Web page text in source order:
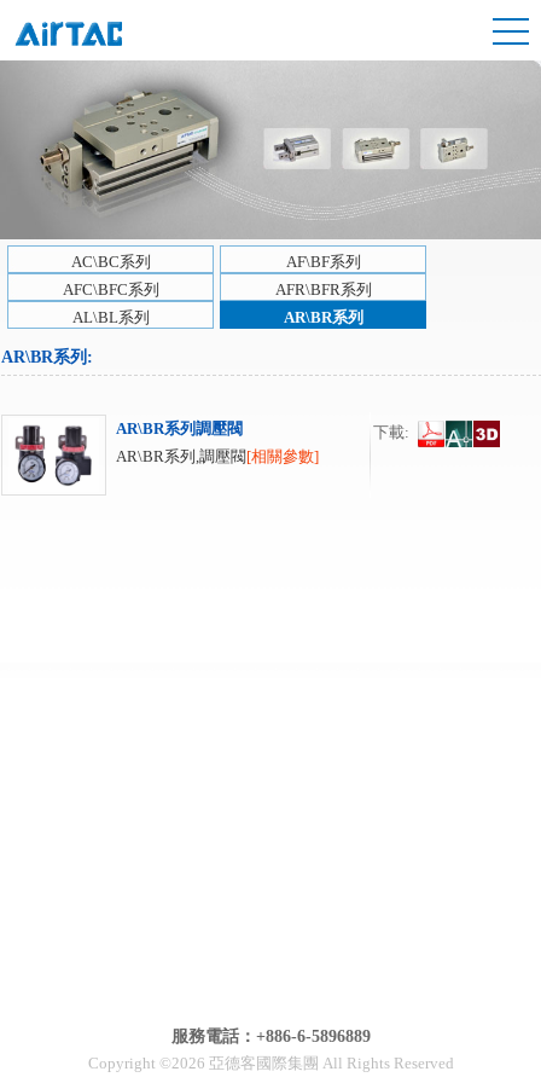
AC\BC系列
AF\BF系列
AFC\BFC系列
AFR\BFR系列
AL\BL系列
AR\BR系列
AR\BR系列 :
AR\BR系列調壓閥
AR\BR系列,調壓閥[相關參數]
下載:
服務電話：+886-6-5896889
Copyright ©2026 亞德客國際集團 All Rights Reserved